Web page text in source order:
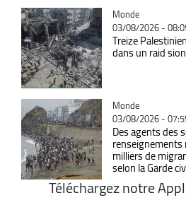
Catégorie
Monde
03/08/2026 -
Treize
dans un raid
Catégorie
Monde
03/08/2026 -
Des agents des
milliers de
selon la Garde
Téléchargez notre